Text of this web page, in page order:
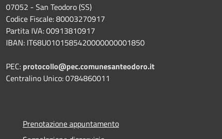
07052 - San Teodoro (SS)
Codice Fiscale: 80003270917
Partita IVA: 00913810917
IBAN: IT68U0101585420000000001850
PEC: protocollo@pec.comunesanteodoro.it
Centralino Unico: 0784860011
Prenotazione appuntamento